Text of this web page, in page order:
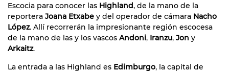
Escocia para conocer las Highland, de la mano de la
reportera Joana Etxabe y del operador de cámara Nacho
López. Allí recorrerán la impresionante región escocesa
de la mano de las y los vascos Andoni, Iranzu, Jon y
Arkaitz.
La entrada a las Highland es Edimburgo, la capital de